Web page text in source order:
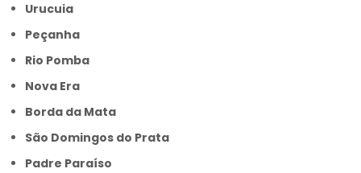
Urucuia
Peçanha
Rio Pomba
Nova Era
Borda da Mata
São Domingos do Prata
Padre Paraíso